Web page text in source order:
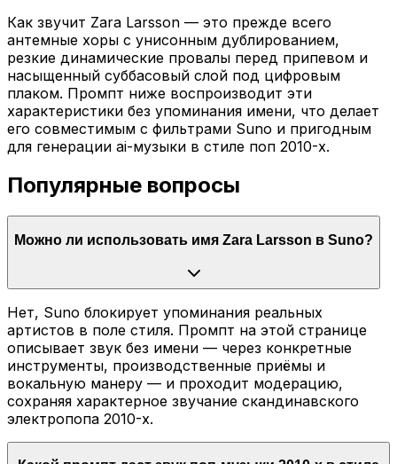
Как звучит Zara Larsson — это прежде всего
антемные хоры с унисонным дублированием,
резкие динамические провалы перед припевом и
насыщенный суббасовый слой под цифровым
плаком. Промпт ниже воспроизводит эти
характеристики без упоминания имени, что делает
его совместимым с фильтрами Suno и пригодным
для генерации ai-музыки в стиле поп 2010-х.
Популярные вопросы
Можно ли использовать имя Zara Larsson в Suno?
Нет, Suno блокирует упоминания реальных
артистов в поле стиля. Промпт на этой странице
описывает звук без имени — через конкретные
инструменты, производственные приёмы и
вокальную манеру — и проходит модерацию,
сохраняя характерное звучание скандинавского
электропопа 2010-х.